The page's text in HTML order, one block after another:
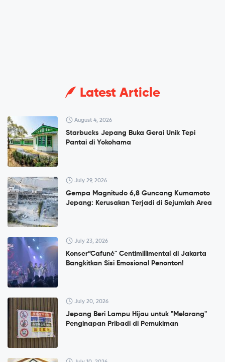
Latest Article
August 4, 2026
Starbucks Jepang Buka Gerai Unik Tepi
Pantai di Yokohama
July 29, 2026
Gempa Magnitudo 6,8 Guncang Kumamoto
Jepang: Kerusakan Terjadi di Sejumlah Area
July 23, 2026
Konser”Cafuné" Centimillimental di Jakarta
Bangkitkan Sisi Emosional Penonton!
July 20, 2026
Jepang Beri Lampu Hijau untuk "Melarang"
Penginapan Pribadi di Pemukiman